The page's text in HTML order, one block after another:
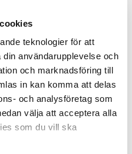
teknologier för att
användarupplevelse och
och marknadsföring till
in kan komma att delas
och analysföretag som
välja att acceptera alla
som du vill ska
domarna inte finns till
spelarna. Vi kan
vi måste hålla koll
Spelarna måste